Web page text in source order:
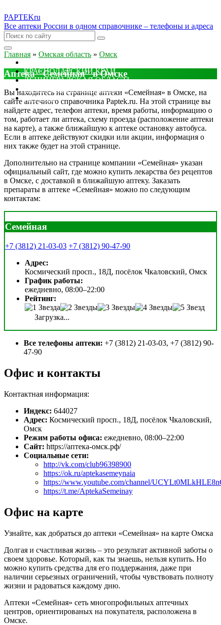
PAPTEKru
Все аптеки России в одном справочнике – телефоны и адреса
КРАСНОДАРСКИЙ КРАЙ
ЛЕНИНГРАДСКАЯ ОБЛАСТЬ
ДРУГИЕ
Главная » Омская область » Омск
Аптека "Семейная" в Омске
Вы находитесь на странице аптеки «Семейная» в Омске, на
сайте аптечного справочника Paptek.ru. На этой странице вы
найдете адрес, телефон аптеки, время работы, информацию о
том, работает ли аптека, схему проезда (расположение аптеки
на карте), а также ближайшую к аптеке остановку автобуса.
Если в аптеке действуют скидки или акции, информация о
них также будет на этой странице.
Дополнительно на странице компании «Семейная» указан
официальный сайт, где можно купить лекарства без рецептов
в Омске, с доставкой в ближайшую аптеку. Заказать
препараты в аптеке «Семейная» можно по следующим
контактам:
Семейная
+7 (3812) 21-03-03 +7 (3812) 90-47-90
Адрес:
Космический просп., 18Д, посёлок Чкаловский, Омск
График работы:
ежедневно, 08:00–22:00
Рейтинг:
Загрузка...
Все телефоны аптеки: +7 (3812) 21-03-03, +7 (3812) 90-
47-90
Офис и контакты
Контактная информация:
Индекс: 644027
Адрес: Космический просп., 18Д, посёлок Чкаловский,
Омск
Режим работы офиса: ежедневно, 08:00–22:00
Сайт: https://аптека-омск.рф/
Социальные сети:
http://vk.com/club96398900
https://ok.ru/aptekasemeynaia
https://www.youtube.com/channel/
https://t.me/AptekaSemeinay
Офис на карте
Узнайте, как добраться до аптеки «Семейная» на карте Омска
Долгая и счастливая жизнь – это результат активной заботы о
своем здоровье. Который, как ты знаешь, нельзя купить. Но
можно купить средства для его поддержания, даже при
наличии серьезных ограничений, чтобы чувствовать полноту
жизни и радоваться каждому дню.
Аптеки «Семейная» сеть многопрофильных аптечных
центров, ориентированых на покупателя, расположена в
Омске.